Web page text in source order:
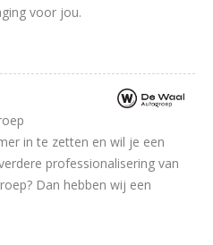
voor jou.
in te zetten en wil je een
professionalisering van
Dan hebben wij een